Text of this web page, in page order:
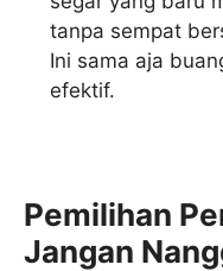
tanpa sempat
Ini sama aja
efektif.
Pemilihan
Jangan